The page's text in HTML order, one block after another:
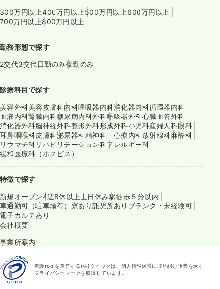
300万円以上400万円以上 500万円以上600万円以上
700万円以上800万円以上
勤務形態で探す
2交代3交代日勤のみ夜勤のみ
診療科目で探す
美容外科美容皮膚科内科呼吸器内科消化器内科循環器内科
血液内科腎臓内科糖尿病内科外科呼吸器外科心臓血管外科
消化器外科脳神経外科整形外科形成外科小児科産婦人科眼科
耳鼻咽喉科皮膚科泌尿器科精神科・心療内科放射線科麻酔科
リウマチ科リハビリテーション科アレルギー科
緩和医療科（ホスピス）
特徴で探す
新規オープン4週8休以上 土日休み駅徒歩５分以内
車通勤可（駐車場有） 寮あり託児所あり ブランク・未経験可
電子カルテあり
会社概要
事業所案内
看護roo!を運営する(株)クイックは、個人情報保護に取り組む企業を示す
プライバシーマークを取得しています。